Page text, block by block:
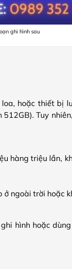
ghi hình sau
hoặc thiết bị
Tuy
hàng triệu lần,
ngoài trời hoặc
hình hoặc